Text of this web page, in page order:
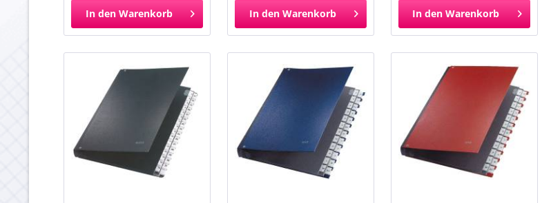
In den Warenkorb In den Warenkorb In den Warenkorb